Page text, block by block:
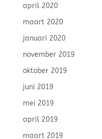
april 2020
maart 2020
januari 2020
november 2019
oktober 2019
juni 2019
mei 2019
april 2019
maart 2019